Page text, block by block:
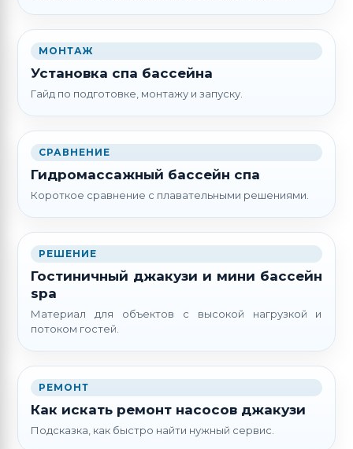
МОНТАЖ
Установка спа бассейна
Гайд по подготовке, монтажу и запуску.
СРАВНЕНИЕ
Гидромассажный бассейн спа
Короткое сравнение с плавательными решениями.
РЕШЕНИЕ
Гостиничный джакузи и мини бассейн
spa
Материал для объектов с высокой нагрузкой и
потоком гостей.
РЕМОНТ
Как искать ремонт насосов джакузи
Подсказка, как быстро найти нужный сервис.